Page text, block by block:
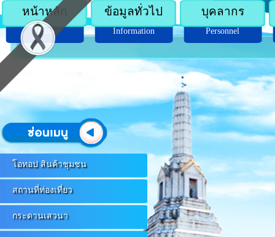
โอทอป สินค้าชุมชน
สถานที่ท่องเที่ยว
กระดานเสวนา
หน้าหลัก
Home
ข้อมูลทั่วไป
Information
บุคลากร
Personnel